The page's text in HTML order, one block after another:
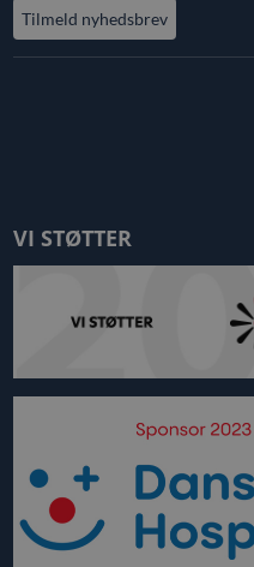
Tilmeld nyhedsbrev
VI STØTTER